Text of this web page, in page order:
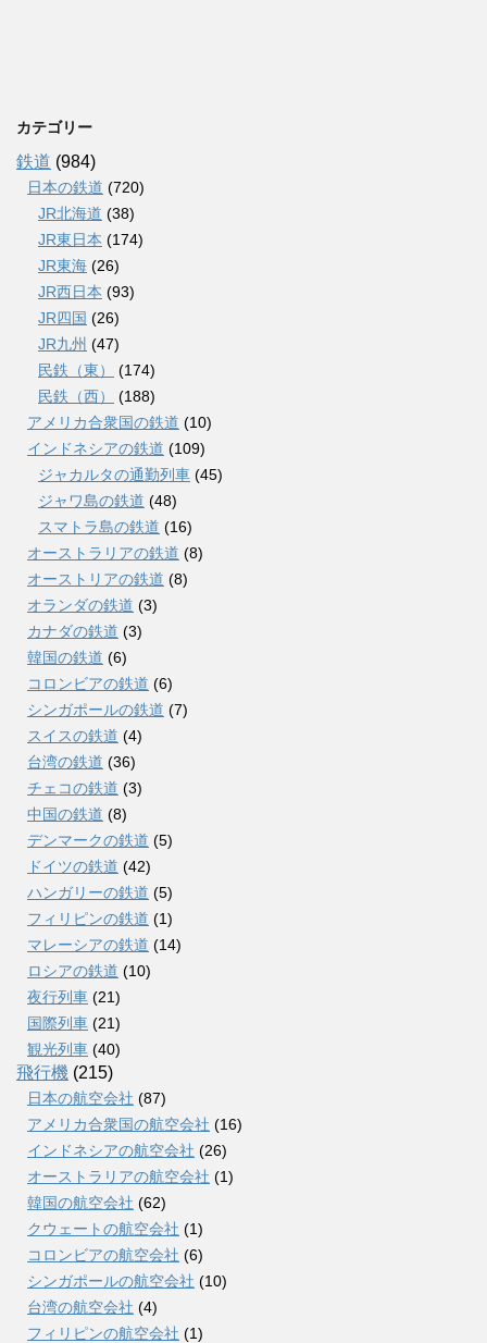
カテゴリー
鉄道 (984)
日本の鉄道 (720)
JR北海道 (38)
JR東日本 (174)
JR東海 (26)
JR西日本 (93)
JR四国 (26)
JR九州 (47)
民鉄（東）
(174)
民鉄（西）
(188)
アメリカ合衆国の鉄道 (10)
インドネシアの鉄道 (109)
ジャカルタの通勤列車 (45)
ジャワ島の鉄道 (48)
スマトラ島の鉄道 (16)
オーストラリアの鉄道 (8)
オーストリアの鉄道 (8)
オランダの鉄道 (3)
カナダの鉄道 (3)
韓国の鉄道 (6)
コロンビアの鉄道 (6)
シンガポールの鉄道 (7)
スイスの鉄道 (4)
台湾の鉄道 (36)
チェコの鉄道 (3)
中国の鉄道 (8)
デンマークの鉄道 (5)
ドイツの鉄道 (42)
ハンガリーの鉄道 (5)
フィリピンの鉄道 (1)
マレーシアの鉄道 (14)
ロシアの鉄道 (10)
夜行列車 (21)
国際列車 (21)
観光列車 (40)
飛行機 (215)
日本の航空会社 (87)
アメリカ合衆国の航空会社 (16)
インドネシアの航空会社 (26)
オーストラリアの航空会社 (1)
韓国の航空会社 (62)
クウェートの航空会社 (1)
コロンビアの航空会社 (6)
シンガポールの航空会社 (10)
台湾の航空会社 (4)
フィリピンの航空会社 (1)